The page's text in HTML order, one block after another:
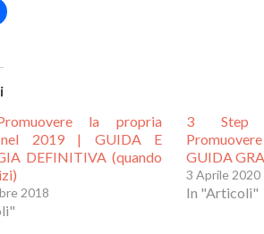
Fai
clic
su
Facebook
(Si
in
una
nuova
finestra)
la propria
nel 2019 | GUIDA E
DEFINITIVA (quando
2018
3 Step
GUIDA
3 Aprile 2020
In "Articoli"